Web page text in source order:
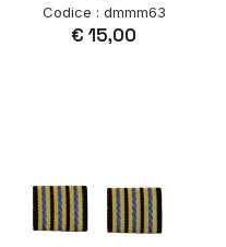
Codice : dmmm63
€ 15,00